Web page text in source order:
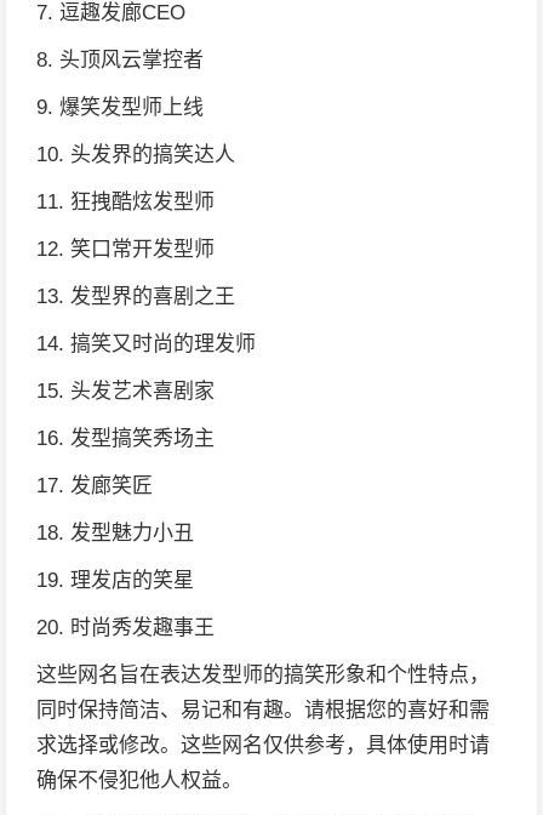
7. 逗趣发廊CEO
8. 头顶风云掌控者
9. 爆笑发型师上线
10. 头发界的搞笑达人
11. 狂拽酷炫发型师
12. 笑口常开发型师
13. 发型界的喜剧之王
14. 搞笑又时尚的理发师
15. 头发艺术喜剧家
16. 发型搞笑秀场主
17. 发廊笑匠
18. 发型魅力小丑
19. 理发店的笑星
20. 时尚秀发趣事王
这些网名旨在表达发型师的搞笑形象和个性特点，
同时保持简洁、易记和有趣。请根据您的喜好和需
求选择或修改。这些网名仅供参考，具体使用时请
确保不侵犯他人权益。